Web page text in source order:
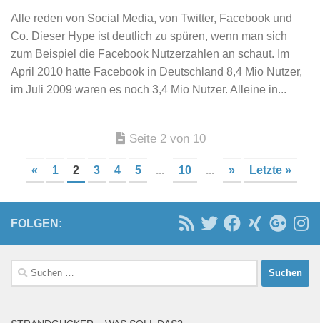
Alle reden von Social Media, von Twitter, Facebook und
Co. Dieser Hype ist deutlich zu spüren, wenn man sich
zum Beispiel die Facebook Nutzerzahlen an schaut. Im
April 2010 hatte Facebook in Deutschland 8,4 Mio Nutzer,
im Juli 2009 waren es noch 3,4 Mio Nutzer. Alleine in...
Seite 2 von 10
« 1 2 3 4 5 ... 10 ... » Letzte »
FOLGEN:
Suchen
nach: